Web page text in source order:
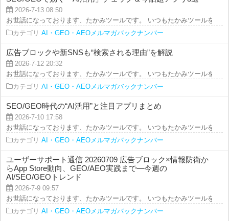
2026-7-13 08:50
お世話になっております、たかみツールです。 いつもたかみツールをご
カテゴリ AI・GEO・AEOメルマガバックナンバー
広告ブロックや新SNSも“検索される理由”を解説
2026-7-12 20:32
お世話になっております、たかみツールです。 いつもたかみツールをご
カテゴリ AI・GEO・AEOメルマガバックナンバー
SEO/GEO時代の“AI活用”と注目アプリまとめ
2026-7-10 17:58
お世話になっております、たかみツールです。 いつもたかみツールをご
カテゴリ AI・GEO・AEOメルマガバックナンバー
ユーザーサポート通信 20260709 広告ブロック×情報防衛か
らApp Store動向、GEO/AEO実践まで—今週の
AI/SEO/GEOトレンド
2026-7-9 09:57
お世話になっております、たかみツールです。 いつもたかみツールをご
カテゴリ AI・GEO・AEOメルマガバックナンバー